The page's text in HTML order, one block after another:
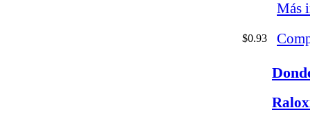
Más
$0.93